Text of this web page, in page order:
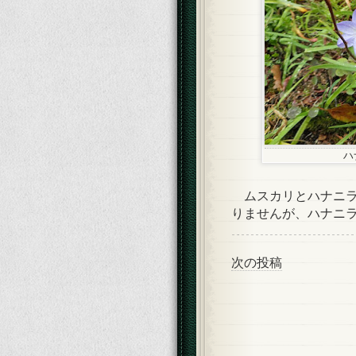
ハ
ムスカリとハナニ
りませんが、ハナニ
次の投稿